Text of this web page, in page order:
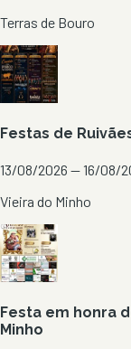
Terras de Bouro
Festas de
13/08/2026 — 16/08/
Vieira do Minho
Festa em honra
Minho